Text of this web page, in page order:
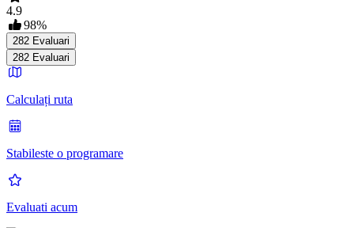
4.9
98%
282 Evaluari
282 Evaluari
Calculați ruta
Stabileste o programare
Evaluati acum